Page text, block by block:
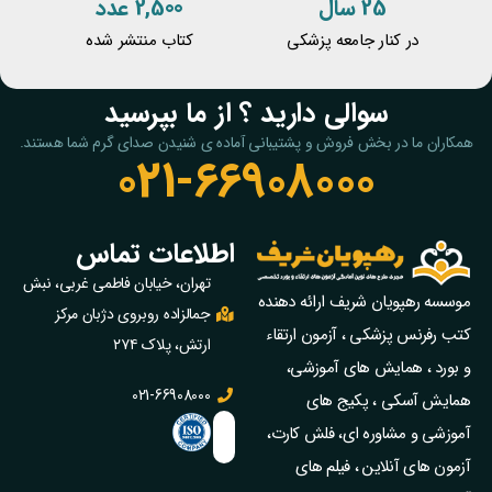
25 سال
در کنار جامعه پزشکی
2,500 عدد
کتاب منتشر شده
سوالی دارید ؟ از ما بپرسید
همکاران ما در بخش فروش و پشتیبانی آماده ی شنیدن صدای گرم شما هستند.
021-66908000
موسسه رهپویان شریف ارائه دهنده
کتب رفرنس پزشکی ، آزمون ارتقاء
و بورد ، همایش های آموزشی،
همایش آسکی ، پکیج‌ های
آموزشی و مشاوره‌ ای، فلش کارت،
آزمون‌ های آنلاین ، فیلم‌ های
اطلاعات تماس
تهران، خیابان فاطمی غربی، نبش
جمالزاده روبروی دژبان مرکز
ارتش، پلاک ۲۷۴
021-66908000